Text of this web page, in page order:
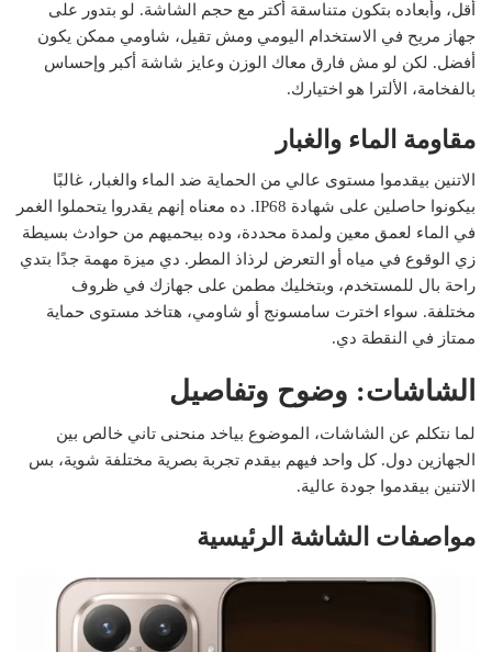
أقل، وأبعاده بتكون متناسقة أكتر مع حجم الشاشة. لو بتدور على
جهاز مريح في الاستخدام اليومي ومش تقيل، شاومي ممكن يكون
أفضل. لكن لو مش فارق معاك الوزن وعايز شاشة أكبر وإحساس
بالفخامة، الألترا هو اختيارك.
مقاومة الماء والغبار
الاتنين بيقدموا مستوى عالي من الحماية ضد الماء والغبار، غالبًا
بيكونوا حاصلين على شهادة IP68. ده معناه إنهم يقدروا يتحملوا الغمر
في الماء لعمق معين ولمدة محددة، وده بيحميهم من حوادث بسيطة
زي الوقوع في مياه أو التعرض لرذاذ المطر. دي ميزة مهمة جدًا بتدي
راحة بال للمستخدم، وبتخليك مطمن على جهازك في ظروف
مختلفة. سواء اخترت سامسونج أو شاومي، هتاخد مستوى حماية
ممتاز في النقطة دي.
الشاشات: وضوح وتفاصيل
لما نتكلم عن الشاشات، الموضوع بياخد منحنى تاني خالص بين
الجهازين دول. كل واحد فيهم بيقدم تجربة بصرية مختلفة شوية، بس
الاتنين بيقدموا جودة عالية.
مواصفات الشاشة الرئيسية